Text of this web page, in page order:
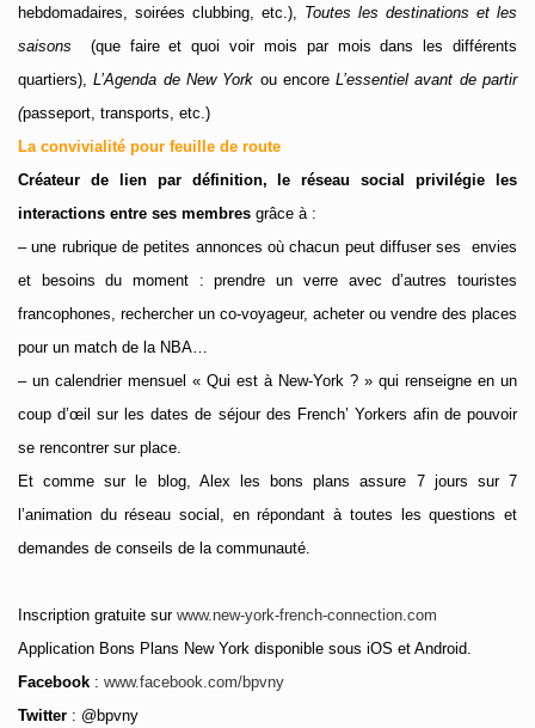
hebdomadaires, soirées clubbing, etc.), Toutes les destinations et les
saisons
(que faire et quoi voir mois par mois dans les différents
quartiers),L’Agenda de New York ou encoreL’essentiel avant de partir
(passeport, transports, etc.)
La convivialité pour feuille de route
Créateur de lien par définition, le réseau social privilégie les
interactions entre ses membres grâce à :
– une rubrique de petites annonces où chacun peut diffuser ses
envies
et besoins du moment : prendre un verre avec d’autres touristes
francophones, rechercher un co-voyageur, acheter ou vendre des places
pour un match de la NBA…
– un calendrier mensuel « Qui est à New-York ? » qui renseigne en un
coup d’œil sur les dates de séjour des French’ Yorkers afin de pouvoir
se rencontrer sur place.
Et comme sur le blog, Alex les bons plans assure 7 jours sur 7
l’animation du réseau social, en répondant à toutes les questions et
demandes de conseils de la communauté.
Inscription gratuite sur www.new-york-french-connection.com
Application Bons Plans New York disponible sous iOS et Android.
Facebook : www.facebook.com/bpvny
Twitter : @bpvny